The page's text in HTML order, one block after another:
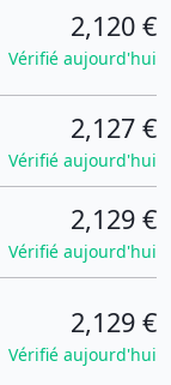
2,120 €
Vérifié aujourd'hui
2,127 €
Vérifié aujourd'hui
2,129 €
Vérifié aujourd'hui
2,129 €
Vérifié aujourd'hui